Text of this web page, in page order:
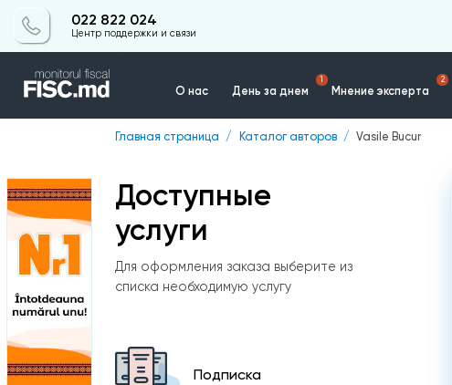
022 822 024
Центр поддержки и связи
О нас День за днем
1
Мнение эксперта
2
Главная страница Каталог авторов Vasile Bucur
Доступные
услуги
Для оформления заказа выберите из
списка необходимую услугу
Подписка